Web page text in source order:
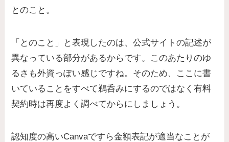
とのこと。
「とのこと」と表現したのは、公式サイトの記述が
異なっている部分があるからです。このあたりのゆ
るさも外資っぽい感じですね。そのため、ここに書
いていることをすべて鵜呑みにするのではなく有料
契約時は再度よく調べてからにしましょう。
認知度の高いCanvaですら金額表記が適当なことが